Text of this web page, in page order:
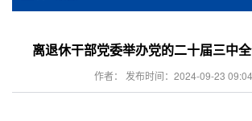
离退休干部党委举办党的二十届三中
作者： 发布时间：2024-09-23